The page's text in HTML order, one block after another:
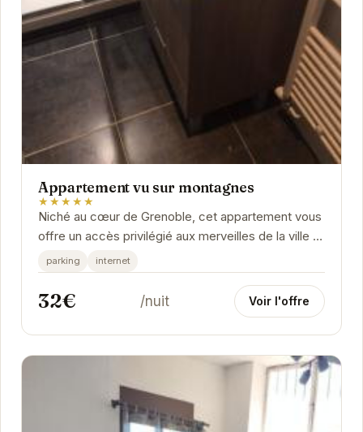
Appartement vu sur montagnes
★★★★★
Niché au cœur de Grenoble, cet appartement vous
offre un accès privilégié aux merveilles de la ville et
de ses environs.
parking internet
32€ /nuit Voir l'offre